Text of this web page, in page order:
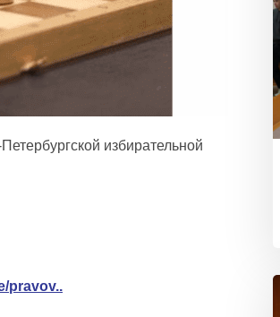
избирательной
pravov..